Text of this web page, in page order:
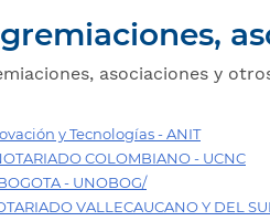
asociaciones y
y Tecnologías - ANIT
COLOMBIANO - UCNC
- UNOBOG/
VALLECAUCANO Y DEL